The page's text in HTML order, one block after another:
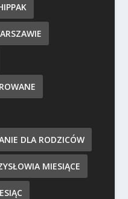
DLA RODZICÓW
MIESIĄCE